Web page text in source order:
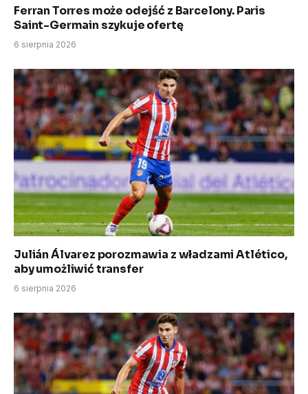
Ferran Torres może odejść z Barcelony. Paris
Saint-Germain szykuje ofertę
6 sierpnia 2026
Julián Álvarez porozmawia z władzami Atlético,
aby umożliwić transfer
6 sierpnia 2026